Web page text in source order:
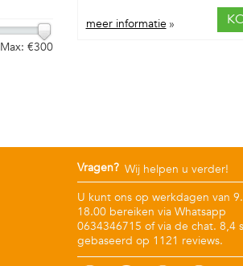
Max: €300
meer informatie »
Vragen? Wij helpen u verder!
U kunt ons op werkdagen van
18.00 bereiken via Whatsapp
0634346715 of via de chat. 8,4
gebaseerd op 1121 reviews.